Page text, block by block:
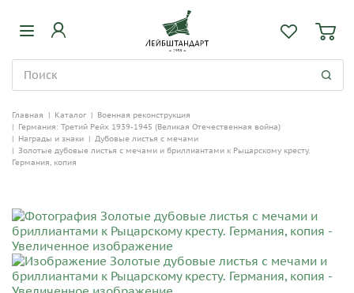
Главная | Каталог | Военная реконструкция
| Германия: Третий Рейх 1939-1945 (Великая Отечественная война)
| Награды и знаки | Дубовые листья с мечами
| Золотые дубовые листья с мечами и бриллиантами к Рыцарскому кресту.
Германия, копия